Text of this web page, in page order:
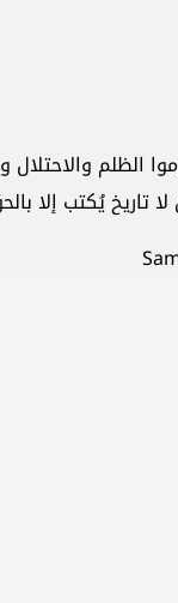
الظلم والاحتلال
تاريخ يُكتب إلا